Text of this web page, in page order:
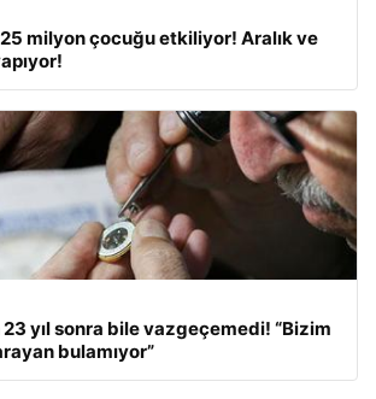
25 milyon çocuğu etkiliyor! Aralık ve
yıl sonra bile vazgeçemedi! “Bizim
bulamıyor”